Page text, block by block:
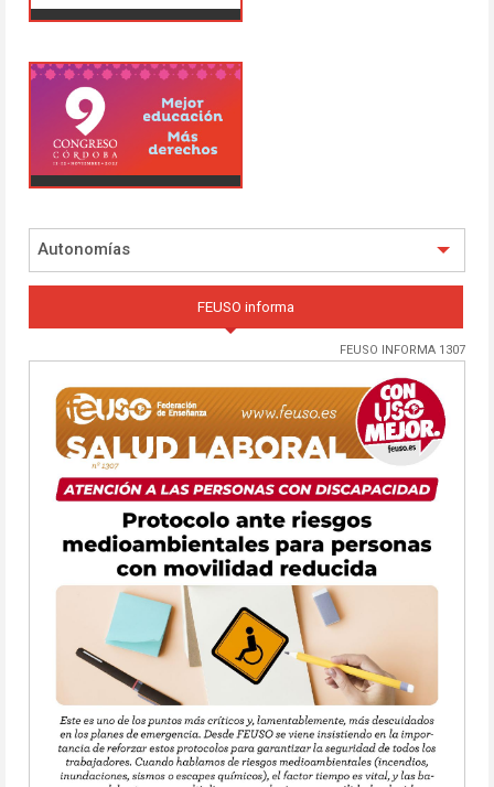
Autonomías
FEUSO informa
FEUSO INFORMA 1307